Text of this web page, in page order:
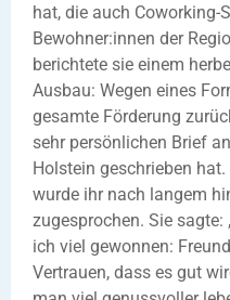
hat, die auch
Bewohner:innen der
berichtete sie einem
Ausbau: Wegen eines
gesamte Förderung
sehr persönlichen Brief
Holstein geschrieben
wurde ihr nach langem
zugesprochen. Sie
ich viel gewonnen:
Vertrauen, dass es gut